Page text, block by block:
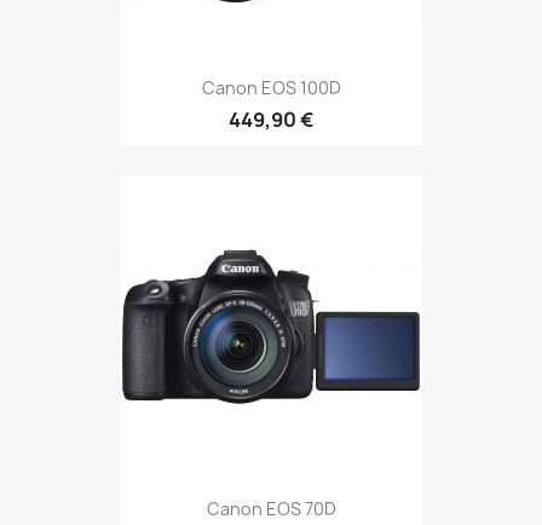
Canon EOS 100D
449,90 €
Canon EOS 70D